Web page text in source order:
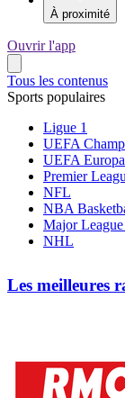
À proximité
Ouvrir l'app
Tous les contenus
Sports populaires
Ligue 1
UEFA
UEFA
Premier
NFL
NBA
Major
NHL
Les meilleures